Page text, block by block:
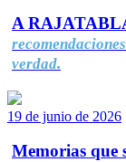
A
verdad.
19 de junio de 2026
Memorias que